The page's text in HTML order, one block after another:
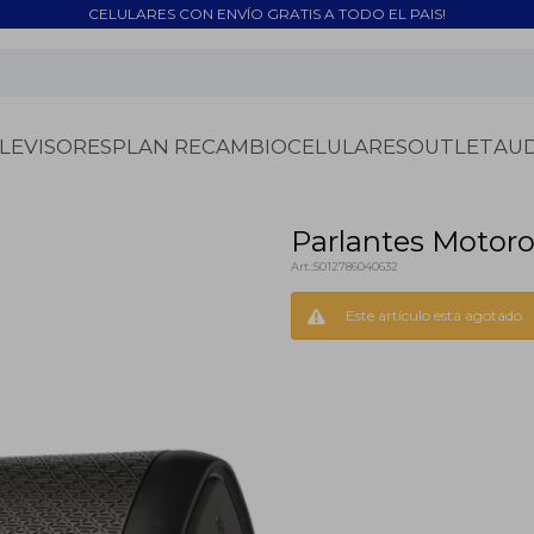
CELULARES CON ENVÍO GRATIS A TODO EL PAIS!
PLAN RECAMBIOCELULARESOUTLET
Parlantes
5012786040632
Este artículo está agotado.